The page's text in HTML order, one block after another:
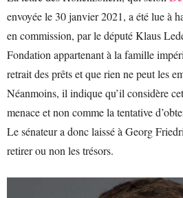
envoyée le 30 janvier 2021, a été lue à
en commission, par le député Klaus
Fondation appartenant à la famille
retrait des prêts et que rien ne peut les
Néanmoins, il indique qu’il considère
menace et non comme la tentative
Le sénateur a donc laissé à Georg
retirer ou non les trésors.